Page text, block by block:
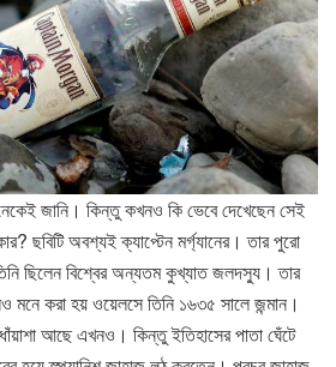
জানি। কিন্তু কখনও কি ভেবে দেখেছেন সেই
ছবিটি অবশ্যই ক্যাপ্টেন মর্গ্যানের। তার পুরো
ছিলেন বিশ্বের অন্যতম কুখ্যাত জলদস্যু। তার
মনে করা হয় ওয়েলসে তিনি ১৬৩৫ সালে জন্মান।
আছে এখনও। কিন্তু ইতিহাসের পাতা ঘেঁটে